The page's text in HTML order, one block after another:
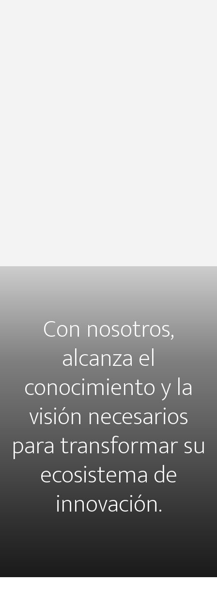
Con nosotros,
alcanza el
conocimiento y la
visión necesarios
para transformar su
ecosistema de
innovación.